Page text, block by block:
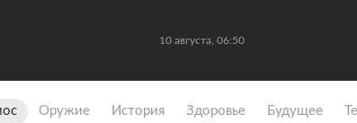
10 августа, 06:50
Оружие История Здоровье Будущее